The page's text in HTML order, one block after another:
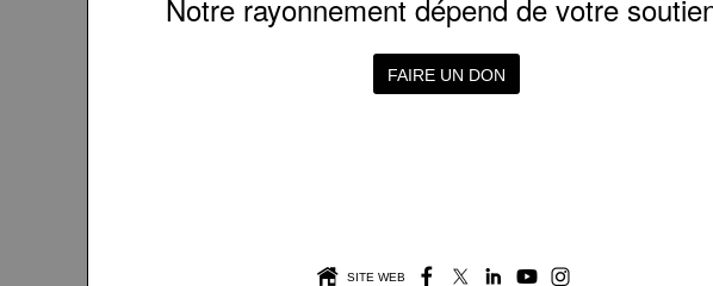
Notre rayonnement dépend de votre
FAIRE UN DON
SITE WEB